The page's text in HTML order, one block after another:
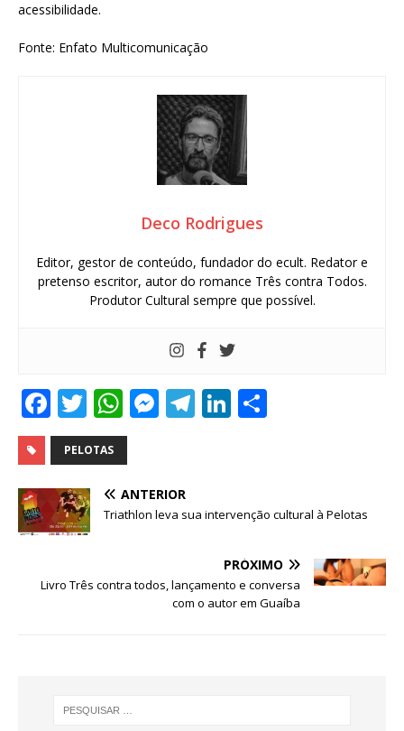
acessibilidade.
Fonte: Enfato Multicomunicação
Deco Rodrigues
Editor, gestor de conteúdo, fundador do ecult. Redator e
pretenso escritor, autor do romance Três contra Todos.
Produtor Cultural sempre que possível.
F
a
c
e
b
o
o
T
w
it
te
r
W
h
at
s
A
p
M
e
n
e
T
ra
Li
dI
PELOTAS
ANTERIOR
Triathlon leva sua intervenção cultural à Pelotas
PRÓXIMO
Livro Três contra todos, lançamento e conversa
com o autor em Guaíba